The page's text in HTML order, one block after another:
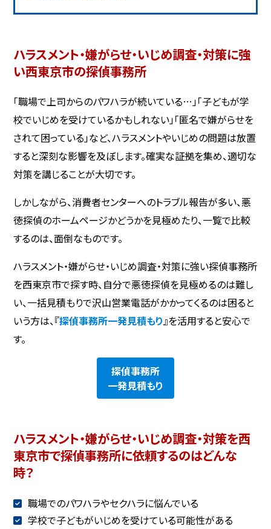
ハラスメント・嫌がらせ・いじめ調査・対策に強
い西東京市の探偵事務所
「職場で上司からのパワハラが続いている…」「子どもが学
校でいじめを受けているかもしれない」「匿名で嫌がらせを
されて困っている」など、ハラスメントやいじめの問題は放置
すると深刻な影響を及ぼします。確実な証拠を集め、適切な
対策を講じることが大切です。
しかしながら、消費者センターへのトラブル報告が多い、悪
徳探偵のホームページかどうかを見極めたり、一覧で比較
するのは、面倒なものです。
ハラスメント・嫌がらせ・いじめ調査・対策に強い探偵事務所
を西東京市で探す時、自分で悪徳探偵を見極めるのは難し
い、一括見積もりで沢山営業電話がかかってくるのは困ると
いう方は、『探偵事務所一発見積もり 』を活用すると安心で
す。
探偵事務所
一発見積もり
ハラスメント・嫌がらせ・いじめ調査・対策を西
東京市で探偵事務所に依頼するのはどんな
時？
職場でのパワハラやセクハラに悩んでいる
学校で子どもがいじめを受けている可能性がある